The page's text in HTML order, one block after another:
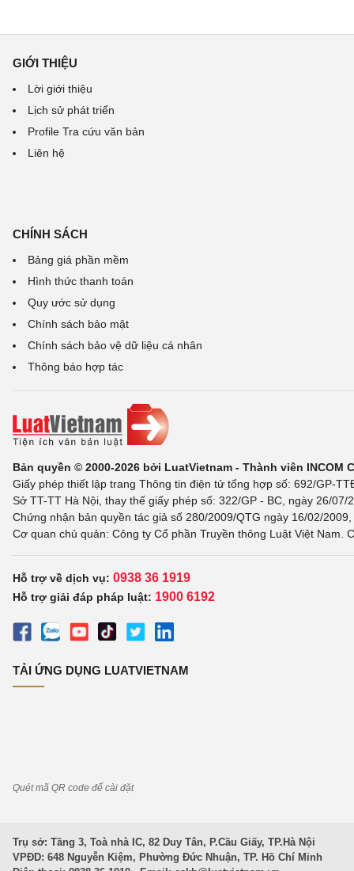
GIỚI THIỆU
Lời giới thiệu
Lịch sử phát triển
Profile Tra cứu văn bản
Liên hệ
CHÍNH SÁCH
Bảng giá phần mềm
Hình thức thanh toán
Quy ước sử dụng
Chính sách bảo mật
Chính sách bảo vệ dữ liệu cá nhân
Thông báo hợp tác
Bản quyền © 2000-2026 bởi LuatVietnam - Thành viên INCOM
Giấy phép thiết lập trang Thông tin điện tử tổng hợp số: 692/GP-
Sở TT-TT Hà Nội, thay thế giấy phép số: 322/GP - BC, ngày 26/
Chứng nhận bản quyền tác giả số 280/2009/QTG ngày 16/02/
Cơ quan chủ quản: Công ty Cổ phần Truyền thông Luật Việt Nam.
Hỗ trợ về dịch vụ: 0938 36 1919
Hỗ trợ giải đáp pháp luật: 1900 6192
TẢI ỨNG DỤNG LUATVIETNAM
Quét mã QR code để cài đặt
Trụ sở: Tầng 3, Toà nhà IC, 82 Duy Tân, P.Cầu Giấy, TP.Hà Nội
VPĐD: 648 Nguyễn Kiệm, Phường Đức Nhuận, TP. Hồ Chí Minh